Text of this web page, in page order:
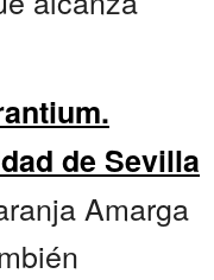
de Sevilla
Amarga